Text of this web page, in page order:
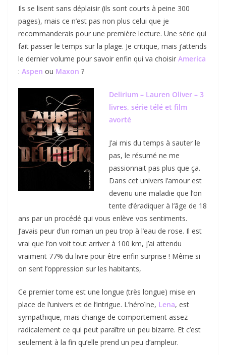
Ils se lisent sans déplaisir (ils sont courts à peine 300
pages), mais ce n’est pas non plus celui que je
recommanderais pour une première lecture. Une série qui
fait passer le temps sur la plage. Je critique, mais j’attends
le dernier volume pour savoir enfin qui va choisir America
: Aspen ou Maxon ?
Delirium – Lauren Oliver – 3
livres, série télé et film
avorté
J’ai mis du temps à sauter le
pas, le résumé ne me
passionnait pas plus que ça.
Dans cet univers l’amour est
devenu une maladie que l’on
tente d’éradiquer à l’âge de 18
ans par un procédé qui vous enlève vos sentiments.
J’avais peur d’un roman un peu trop à l’eau de rose. Il est
vrai que l’on voit tout arriver à 100 km, j’ai attendu
vraiment 77% du livre pour être enfin surprise ! Même si
on sent l’oppression sur les habitants,
Ce premier tome est une longue (très longue) mise en
place de l’univers et de l’intrigue. L’héroïne, Lena, est
sympathique, mais change de comportement assez
radicalement ce qui peut paraître un peu bizarre. Et c’est
seulement à la fin qu’elle prend un peu d’ampleur.